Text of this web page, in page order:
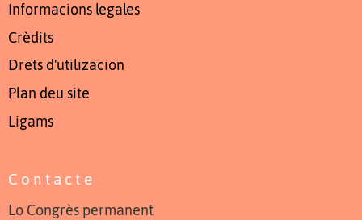
Informacions legales
Crèdits
Drets d'utilizacion
Plan deu site
Ligams
Contacte
Lo Congrès permanent